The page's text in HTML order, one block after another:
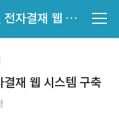
사내 서류작업 자동화 및 전자결재 웹 시스템 구축
재 웹 시스템 구축